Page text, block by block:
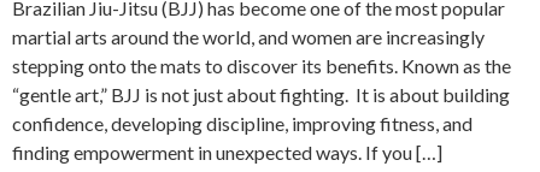
Brazilian Jiu-Jitsu (BJJ) has become one of the most popular
martial arts around the world, and women are increasingly
stepping onto the mats to discover its benefits. Known as the
“gentle art,” BJJ is not just about fighting. It is about building
confidence, developing discipline, improving fitness, and
finding empowerment in unexpected ways. If you […]